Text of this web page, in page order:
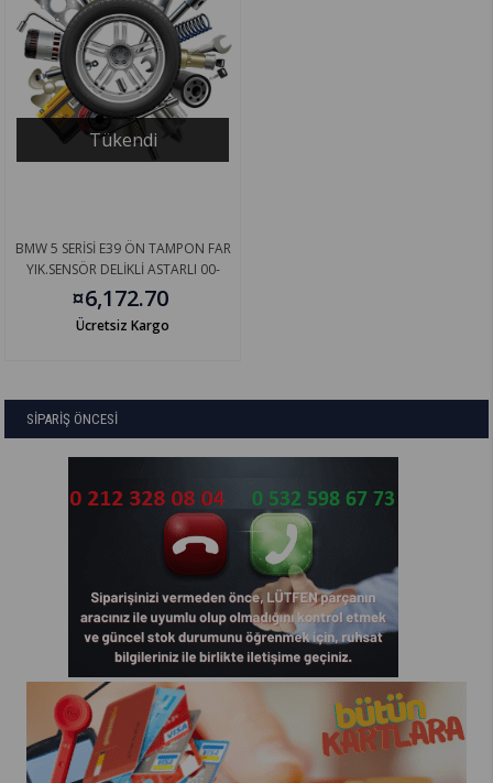
Tükendi
BMW 5 SERİSİ E39 ÖN TAMPON FAR
YIK.SENSÖR DELİKLİ ASTARLI 00-
51117894379
¤6,172.70
Ücretsiz Kargo
SİPARİŞ ÖNCESİ